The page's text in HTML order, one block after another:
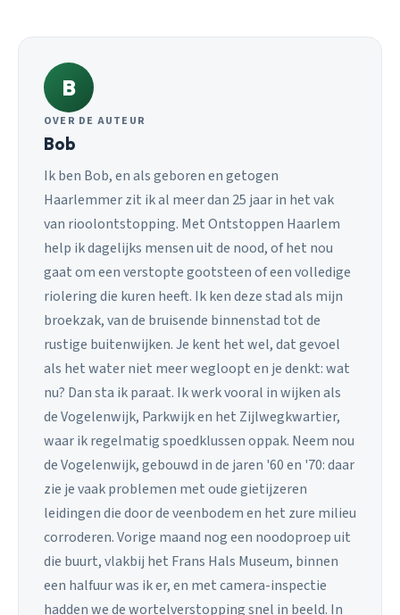
B
OVER DE AUTEUR
Bob
Ik ben Bob, en als geboren en getogen
Haarlemmer zit ik al meer dan 25 jaar in het vak
van rioolontstopping. Met Ontstoppen Haarlem
help ik dagelijks mensen uit de nood, of het nou
gaat om een verstopte gootsteen of een volledige
riolering die kuren heeft. Ik ken deze stad als mijn
broekzak, van de bruisende binnenstad tot de
rustige buitenwijken. Je kent het wel, dat gevoel
als het water niet meer wegloopt en je denkt: wat
nu? Dan sta ik paraat. Ik werk vooral in wijken als
de Vogelenwijk, Parkwijk en het Zijlwegkwartier,
waar ik regelmatig spoedklussen oppak. Neem nou
de Vogelenwijk, gebouwd in de jaren '60 en '70: daar
zie je vaak problemen met oude gietijzeren
leidingen die door de veenbodem en het zure milieu
corroderen. Vorige maand nog een noodoproep uit
die buurt, vlakbij het Frans Hals Museum, binnen
een halfuur was ik er, en met camera-inspectie
hadden we de wortelverstopping snel in beeld. In